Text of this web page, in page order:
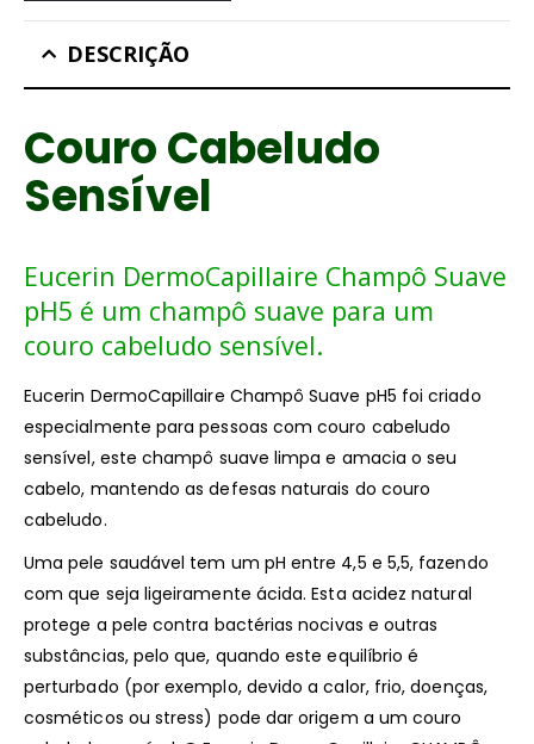
DESCRIÇÃO
Couro Cabeludo
Sensível
Eucerin DermoCapillaire Champô Suave
pH5 é um champô suave para um
couro cabeludo sensível.
Eucerin DermoCapillaire Champô Suave pH5 foi criado
especialmente para pessoas com couro cabeludo
sensível, este champô suave limpa e amacia o seu
cabelo, mantendo as defesas naturais do couro
cabeludo.
Uma pele saudável tem um pH entre 4,5 e 5,5, fazendo
com que seja ligeiramente ácida. Esta acidez natural
protege a pele contra bactérias nocivas e outras
substâncias, pelo que, quando este equilíbrio é
perturbado (por exemplo, devido a calor, frio, doenças,
cosméticos ou stress) pode dar origem a um couro